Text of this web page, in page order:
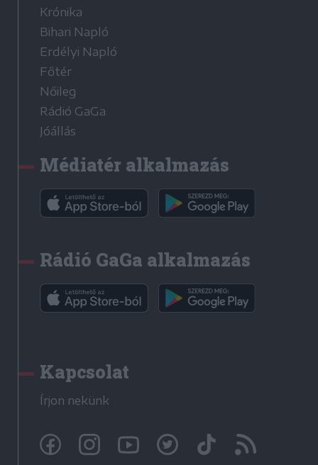
Krónika
Bihari Napló
Erdélyi Napló
Főtér
Nőileg
Rádió GaGa
Jóállás
Médiatér alkalmazás
Rádió GaGa alkalmazás
Kapcsolat
Írjon nekünk